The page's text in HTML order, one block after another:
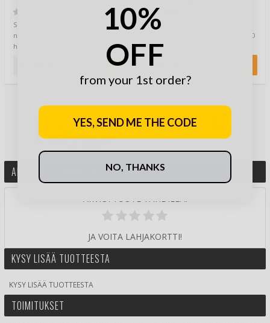
Soihdut sammuu, kaikki väki
nukkuu... ei sammu kun
hommaat nämä! 3-packi pitkään
Häädä kylmyys ja pimeys poies
kevyellä ja kasaan menevällä UCO
Original Candle Lantern -
kynttilälyhd…
39,90 €
ARVOSTELE TÄMÄ TUOTE
JA VOITA LAHJAKORTTI!
KYSY LISÄÄ TUOTTEESTA
KYSY LISÄÄ TUOTTEESTA
TOIMITUKSET
10%
OFF
from your 1st order?
YES, SEND ME THE CODE
NO, THANKS